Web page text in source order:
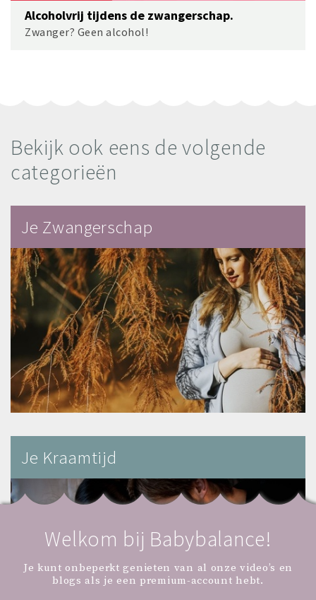
Alcoholvrij tijdens de zwangerschap.
Zwanger? Geen alcohol!
Bekijk ook eens de volgende
categorieën
Je Zwangerschap
Je Kraamtijd
Welkom bij Babybalance!
Je kunt onbeperkt genieten van al onze video’s en
blogs als je een premium-account hebt.